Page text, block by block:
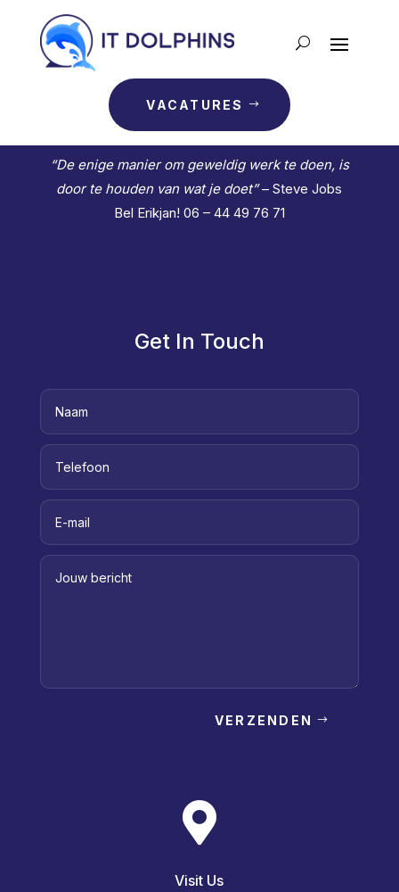
VACATURES
“De enige manier om geweldig werk te doen, is
door te houden van wat je doet”– Steve Jobs
Bel Erikjan! 06 – 44 49 76 71
Get In Touch
VERZENDEN

Visit Us